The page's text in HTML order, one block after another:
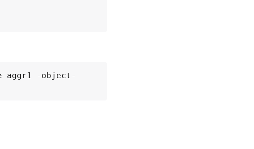
aggr1 -object-